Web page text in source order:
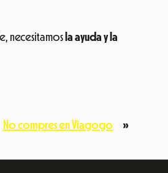
necesitamos la ayuda y la
No compres en Viagogo »